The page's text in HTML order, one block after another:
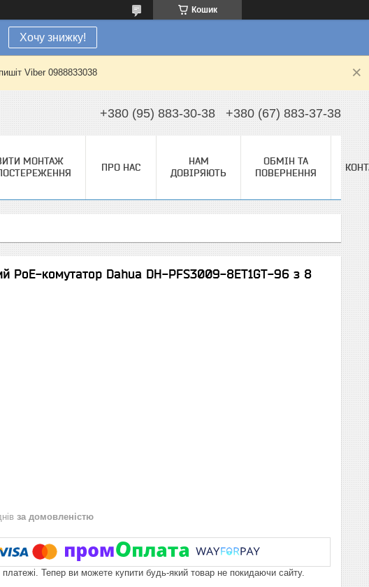
Кошик
Хочу знижку!
Viber 0988833038
+380 (95) 883-30-38 +380 (67) 883-37-38
МОНТАЖ
ПРО НАС
НАМ
ДОВІРЯЮТЬ
ОБМІН ТА
ПОВЕРНЕННЯ
PoE-комутатор Dahua DH-PFS3009-8ET1GT-96 з 8
за домовленістю
платежі. Тепер ви можете купити будь-який товар не покидаючи сайту.